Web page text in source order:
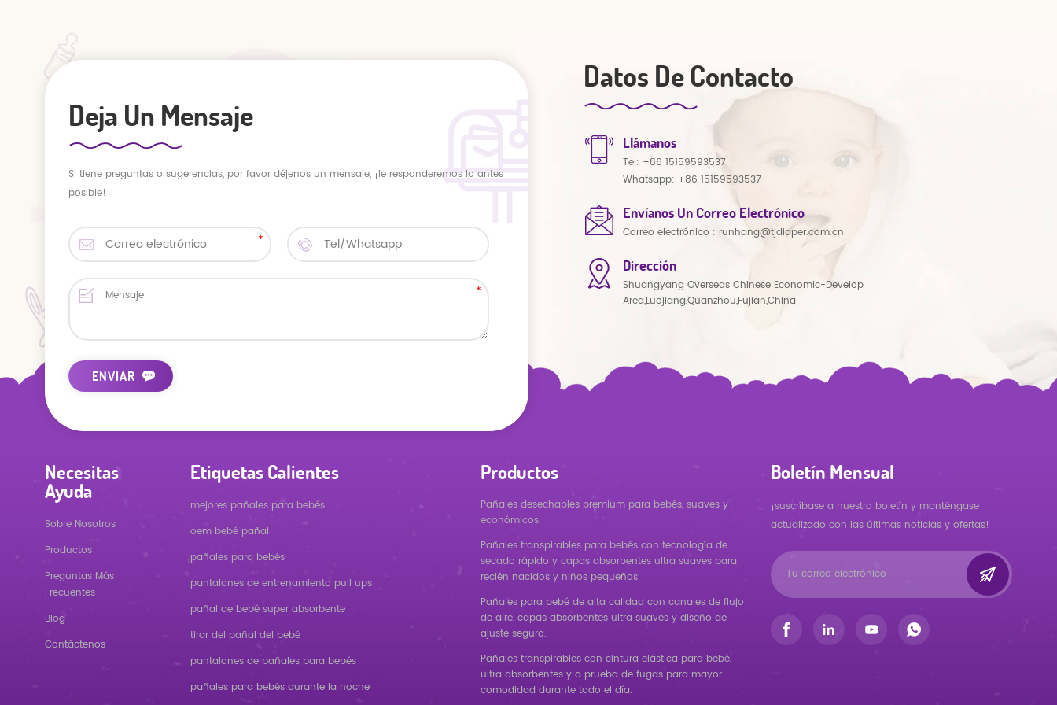
Deja Un Mensaje
Si tiene preguntas o sugerencias, por favor déjenos un mensaje, ¡le responderemos lo antes
posible!
Datos De Contacto
Llámanos
Tel: +86 15159593537
Whatsapp: +86 15159593537
Envíanos Un Correo Electrónico
Correo electrónico : runhang@tjdiaper.com.cn
Dirección
Shuangyang Overseas Chinese Economic-Develop
Area,Luojiang,Quanzhou,Fujian,China
Necesitas
Ayuda
Sobre Nosotros
Productos
Preguntas Más
Frecuentes
Blog
Contáctenos
Etiquetas Calientes
mejores pañales para bebés
oem bebé pañal
pañales para bebés
pantalones de entrenamiento pull ups
pañal de bebé super absorbente
tirar del pañal del bebé
pantalones de pañales para bebés
pañales para bebés durante la noche
Productos
Pañales desechables premium para bebés, suaves y
económicos
Pañales transpirables para bebés con tecnología de
secado rápido y capas absorbentes ultra suaves para
recién nacidos y niños pequeños.
Pañales para bebé de alta calidad con canales de flujo
de aire, capas absorbentes ultra suaves y diseño de
ajuste seguro.
Pañales transpirables con cintura elástica para bebé,
ultra absorbentes y a prueba de fugas para mayor
comodidad durante todo el día.
Boletín Mensual
¡suscríbase a nuestro boletín y manténgase
actualizado con las últimas noticias y ofertas!